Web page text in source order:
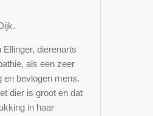
dierenarts
als een zeer
en bevlogen mens.
dier is groot en dat
in haar